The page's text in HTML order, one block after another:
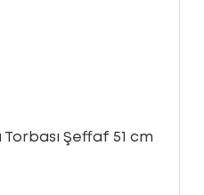
Torbası Şeffaf 51 cm